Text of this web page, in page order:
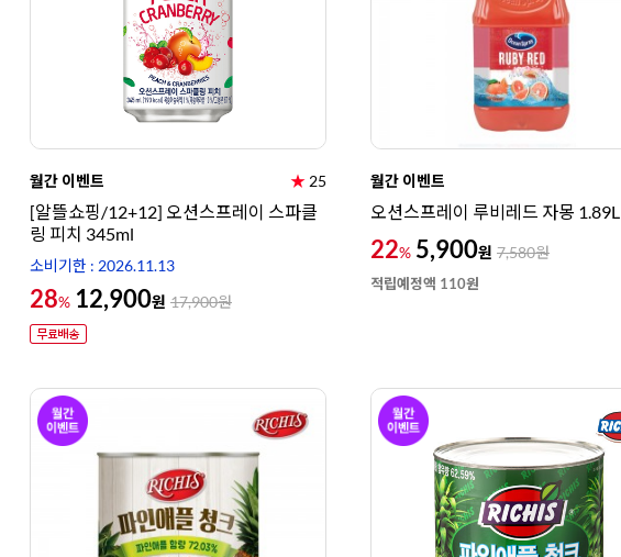
월간 이벤트 ★ 25
[알뜰쇼핑/12+12] 오션스프레이 스파클
링 피치 345ml
소비기한 : 2026.11.13
28% 12,900원 17,900원
월간 이벤트
오션스프레이 루비레드 자몽 1.89L
22% 5,900원 7,580원
적립예정액 110원